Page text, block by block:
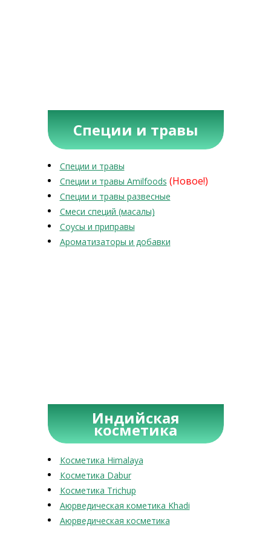
Специи и травы
Специи и травы
Специи и травы Amilfoods (Новое!)
Специи и травы развесные
Смеси специй (масалы)
Соусы и приправы
Ароматизаторы и добавки
Индийская
косметика
Косметика Himalaya
Косметика Dabur
Косметика Trichup
Аюрведическая кометика Khadi
Аюрведическая косметика